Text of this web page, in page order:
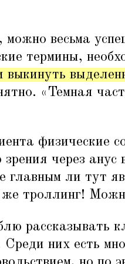
можно весьма
термины,
выкинуть
« Темная
физические
зрения через
главным ли тут
же троллинг!
рассказывать
них есть